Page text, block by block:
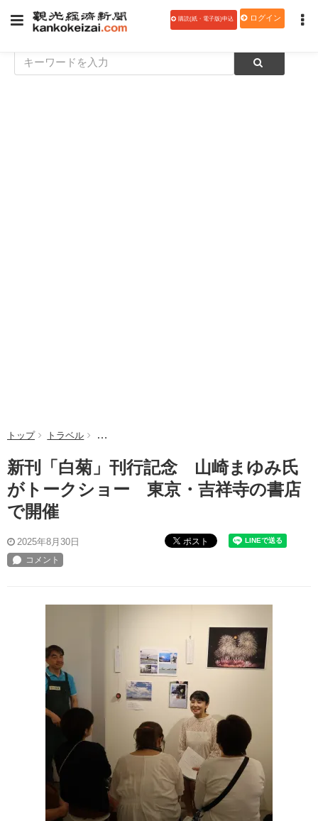
購読(紙・電子版)申込 ログイン
トップ トラベル 新刊「白菊」刊行記念 山崎まゆみ氏がトークショ
新刊「白菊」刊行記念 山崎まゆみ氏
がトークショー 東京・吉祥寺の書店
で開催
2025年8月30日 ポスト